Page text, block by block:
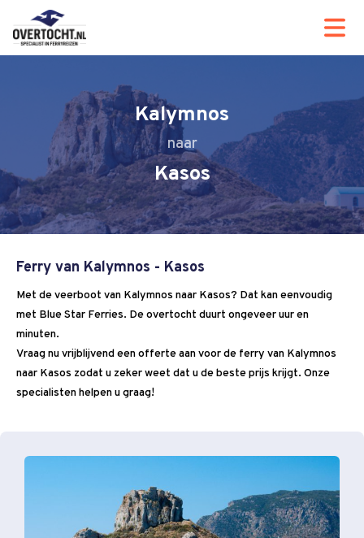
Kalymnos
Kasos
Ferry van Kalymnos - Kasos
Met de veerboot van Kalymnos naar Kasos? Dat kan eenvoudig
met Blue Star Ferries. De overtocht duurt ongeveer uur en
minuten.
Vraag nu vrijblijvend een offerte aan voor de ferry van Kalymnos
naar Kasos zodat u zeker weet dat u de beste prijs krijgt. Onze
specialisten helpen u graag!